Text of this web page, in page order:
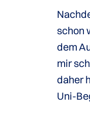
schon
dem
mir
daher
Uni-